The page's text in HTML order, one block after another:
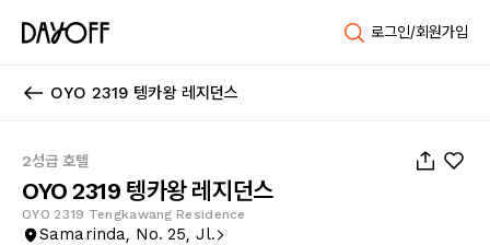
로그인/회원가입
OYO 2319 텡카왕 레지던스
2성급 호텔
OYO 2319 텡카왕 레지던스
OYO 2319 Tengkawang Residence
Samarinda, No. 25, Jl.